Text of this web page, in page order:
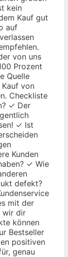
kein
Kauf gut
auf
von uns
Prozent
Quelle
von
Checkliste
✓ Der
✓ Ist
Kunden
✓ Wie
defekt?
mit der
wir dir
können
Bestseller
positiven
genau